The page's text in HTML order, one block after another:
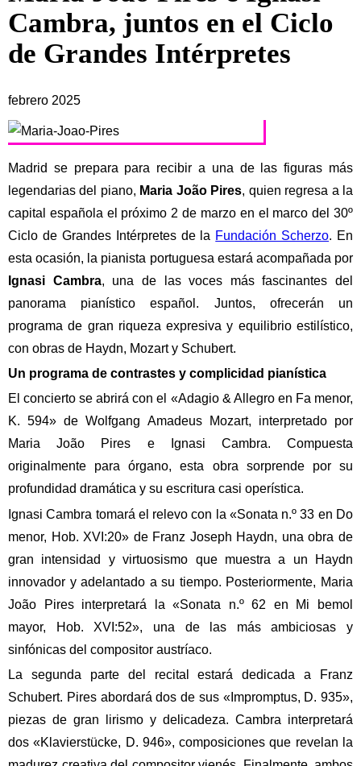
Cambra, juntos en el Ciclo
de Grandes Intérpretes
febrero 2025
Madrid se prepara para recibir a una de las figuras más
legendarias del piano, Maria João Pires, quien regresa a la
capital española el próximo 2 de marzo en el marco del 30º
Ciclo de Grandes Intérpretes de la Fundación Scherzo. En
esta ocasión, la pianista portuguesa estará acompañada por
Ignasi Cambra, una de las voces más fascinantes del
panorama pianístico español. Juntos, ofrecerán un
programa de gran riqueza expresiva y equilibrio estilístico,
con obras de Haydn, Mozart y Schubert.
Un programa de contrastes y complicidad pianística
El concierto se abrirá con el «Adagio & Allegro en Fa menor,
K. 594» de Wolfgang Amadeus Mozart, interpretado por
Maria João Pires e Ignasi Cambra. Compuesta
originalmente para órgano, esta obra sorprende por su
profundidad dramática y su escritura casi operística.
Ignasi Cambra tomará el relevo con la «Sonata n.º 33 en Do
menor, Hob. XVI:20» de Franz Joseph Haydn, una obra de
gran intensidad y virtuosismo que muestra a un Haydn
innovador y adelantado a su tiempo. Posteriormente, Maria
João Pires interpretará la «Sonata n.º 62 en Mi bemol
mayor, Hob. XVI:52», una de las más ambiciosas y
sinfónicas del compositor austríaco.
La segunda parte del recital estará dedicada a Franz
Schubert. Pires abordará dos de sus «Impromptus, D. 935»,
piezas de gran lirismo y delicadeza. Cambra interpretará
dos «Klavierstücke, D. 946», composiciones que revelan la